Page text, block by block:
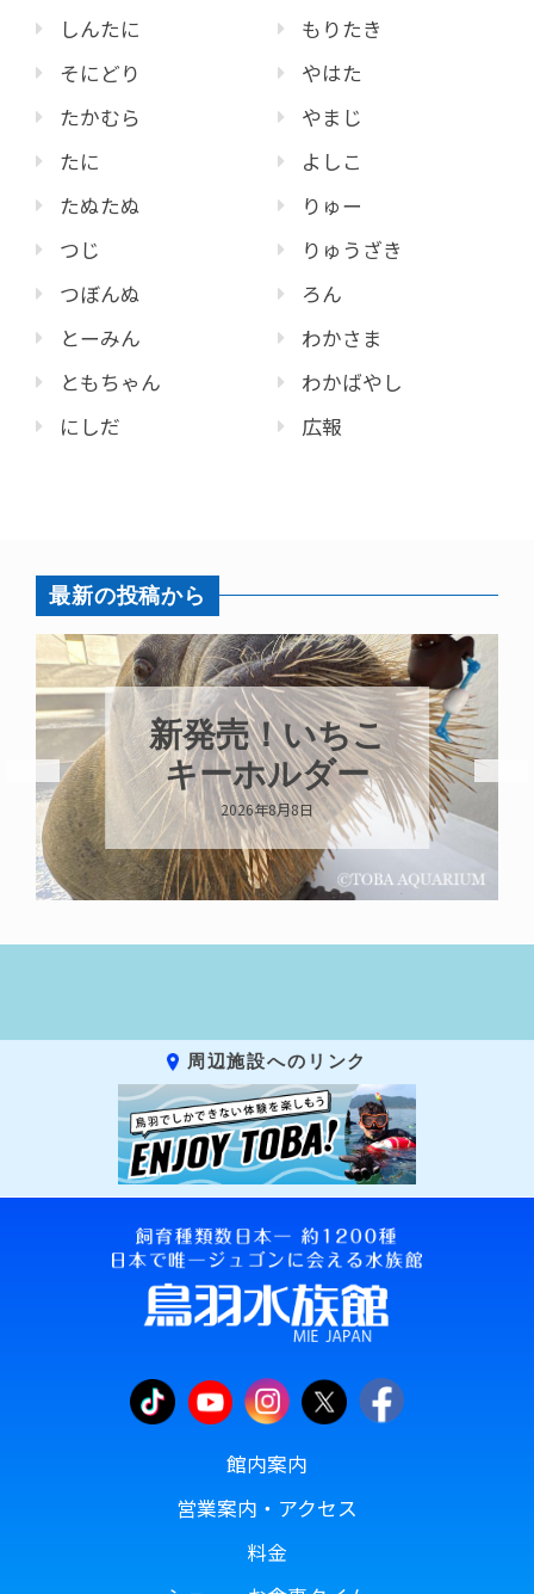
しんたに
そにどり
たかむら
たに
たぬたぬ
つじ
つぼんぬ
とーみん
ともちゃん
にしだ
もりたき
やはた
やまじ
よしこ
りゅー
りゅうざき
ろん
わかさま
わかばやし
広報
最新の投稿から
新発売！いちこ
キーホルダー
2026年8月8日
周辺施設へのリンク
館内案内
営業案内・アクセス
料金